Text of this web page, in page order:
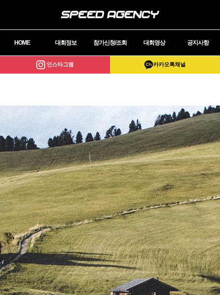
HOME 대회정보 참가신청/조회 대회영상 공지사항
인스타그램 카카오톡채널